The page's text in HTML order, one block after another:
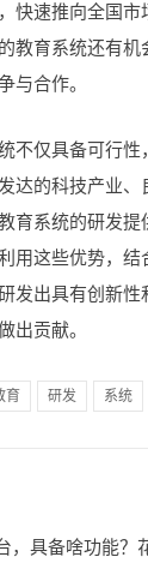
快速推向全国市
教育系统还有
与合作。
不仅具备可行性
达的科技产业、
育系统的研发
用这些优势，
发出具有创新性
出贡献。
育 研发 系统
，具备啥功能？